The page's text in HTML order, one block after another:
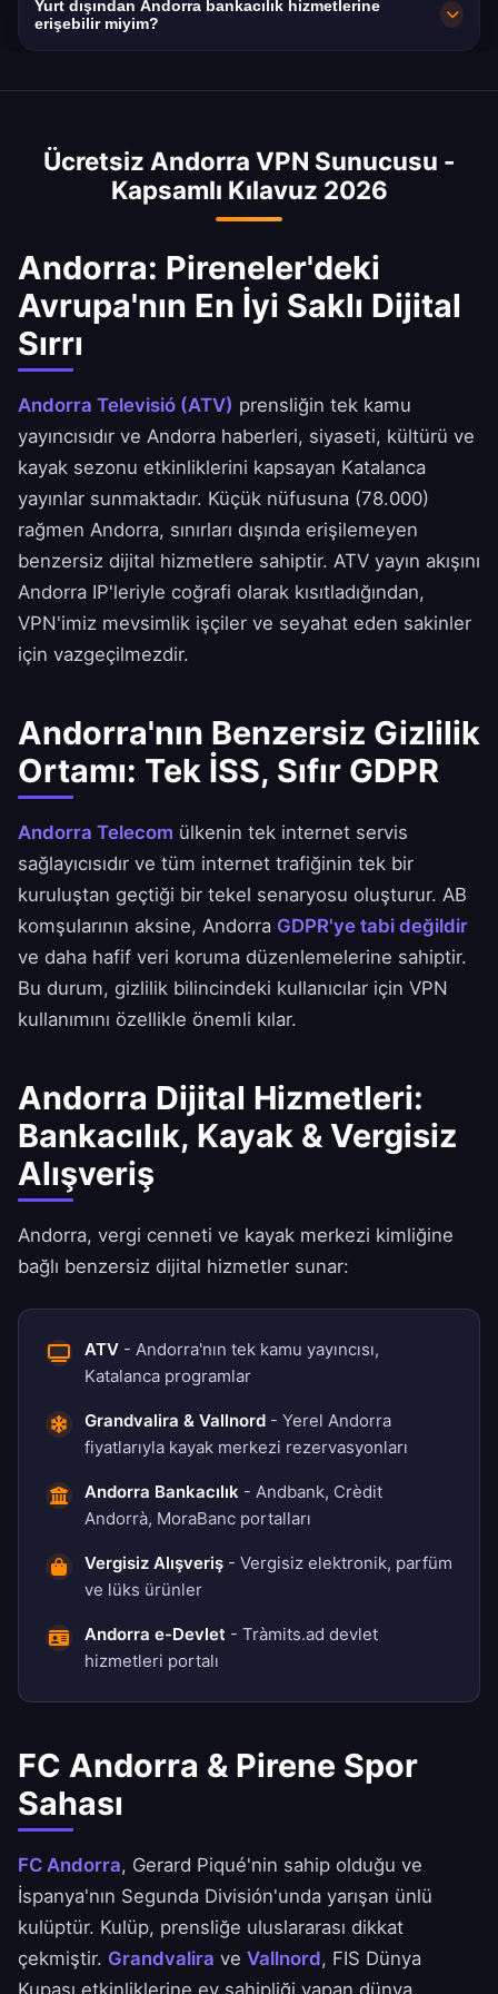
ihtiyaçlarınıza göre en iyi performans için
seçebilirsiniz.
iyi internet altyapılarından birine sahiptir.
mükemmel hızlar sunar.
Yurt dışından Andorra bankacılık hizmetlerine
erişebilir miyim?
Andbank, Crèdit Andorrà ve MoraBanc
bankacılık portalları güvenlik nedeniyle
yabancı IP erişimini kısıtlayabilir.
Ücretsiz Andorra VPN Sunucusu -
Kapsamlı Kılavuz 2026
Andorra: Pireneler'deki
Avrupa'nın En İyi Saklı Dijital
Sırrı
Andorra Televisió (ATV) prensliğin tek kamu
yayıncısıdır ve Andorra haberleri, siyaseti, kültürü ve
kayak sezonu etkinliklerini kapsayan Katalanca
yayınlar sunmaktadır. Küçük nüfusuna (78.000)
rağmen Andorra, sınırları dışında erişilemeyen
benzersiz dijital hizmetlere sahiptir. ATV yayın akışını
Andorra IP'leriyle coğrafi olarak kısıtladığından,
VPN'imiz mevsimlik işçiler ve seyahat eden sakinler
için vazgeçilmezdir.
Andorra'nın Benzersiz Gizlilik
Ortamı: Tek İSS, Sıfır GDPR
Andorra Telecom ülkenin tek internet servis
sağlayıcısıdır ve tüm internet trafiğinin tek bir
kuruluştan geçtiği bir tekel senaryosu oluşturur. AB
komşularının aksine, Andorra GDPR'ye tabi değildir
ve daha hafif veri koruma düzenlemelerine sahiptir.
Bu durum, gizlilik bilincindeki kullanıcılar için VPN
kullanımını özellikle önemli kılar.
Andorra Dijital Hizmetleri:
Bankacılık, Kayak & Vergisiz
Alışveriş
Andorra, vergi cenneti ve kayak merkezi kimliğine
bağlı benzersiz dijital hizmetler sunar:
ATV - Andorra'nın tek kamu yayıncısı,
Katalanca programlar
Grandvalira & Vallnord - Yerel Andorra
fiyatlarıyla kayak merkezi rezervasyonları
Andorra Bankacılık - Andbank, Crèdit
Andorrà, MoraBanc portalları
Vergisiz Alışveriş - Vergisiz elektronik, parfüm
ve lüks ürünler
Andorra e-Devlet - Tràmits.ad devlet
hizmetleri portalı
FC Andorra & Pirene Spor
Sahası
FC Andorra, Gerard Piqué'nin sahip olduğu ve
İspanya'nın Segunda División'unda yarışan ünlü
kulüptür. Kulüp, prensliğe uluslararası dikkat
çekmiştir. Grandvalira ve Vallnord, FIS Dünya